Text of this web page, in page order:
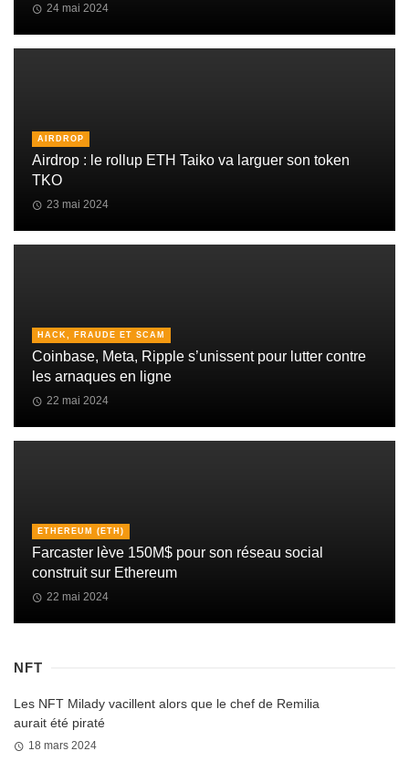
24 mai 2024
AIRDROP
Airdrop : le rollup ETH Taiko va larguer son token
TKO
23 mai 2024
HACK, FRAUDE ET SCAM
Coinbase, Meta, Ripple s’unissent pour lutter contre
les arnaques en ligne
22 mai 2024
ETHEREUM (ETH)
Farcaster lève 150M$ pour son réseau social
construit sur Ethereum
22 mai 2024
NFT
Les NFT Milady vacillent alors que le chef de Remilia
aurait été piraté
18 mars 2024